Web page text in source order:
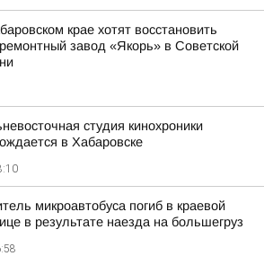
крае хотят восстановить
завод «Якорь» в Советской
студия кинохроники
в Хабаровске
микроавтобуса погиб в краевой
в результате наезда на большегруз